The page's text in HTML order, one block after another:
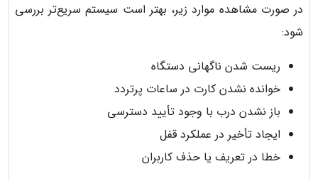
در صورت مشاهده موارد زیر، بهتر است سیستم سریع‌تر بررسی
شود:
ریست شدن ناگهانی دستگاه
خوانده نشدن کارت در ساعات پرتردد
باز نشدن درب با وجود تأیید دسترسی
ایجاد تأخیر در عملکرد قفل
خطا در تعریف یا حذف کاربران